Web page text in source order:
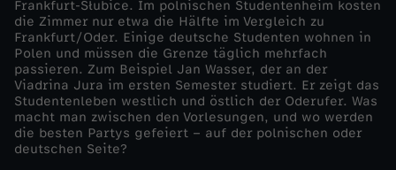
n
g
R
h
Frankfurt-Słubice. Im polnischen Studentenheim kosten
die Zimmer nur etwa die Hälfte im Vergleich zu
Frankfurt/Oder. Einige deutsche Studenten wohnen in
Polen und müssen die Grenze täglich mehrfach
passieren. Zum Beispiel Jan Wasser, der an der
Viadrina Jura im ersten Semester studiert. Er zeigt das
Studentenleben westlich und östlich der Oderufer. Was
macht man zwischen den Vorlesungen, und wo werden
die besten Partys gefeiert – auf der polnischen oder
deutschen Seite?